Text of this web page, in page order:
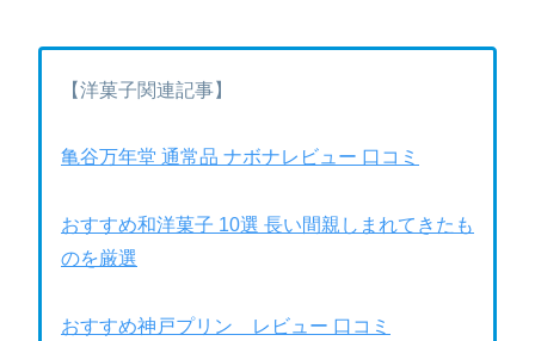
【洋菓子関連記事】
亀谷万年堂 通常品 ナボナレビュー 口コミ
おすすめ和洋菓子 10選 長い間親しまれてきたも
のを厳選
おすすめ神戸プリン レビュー 口コミ